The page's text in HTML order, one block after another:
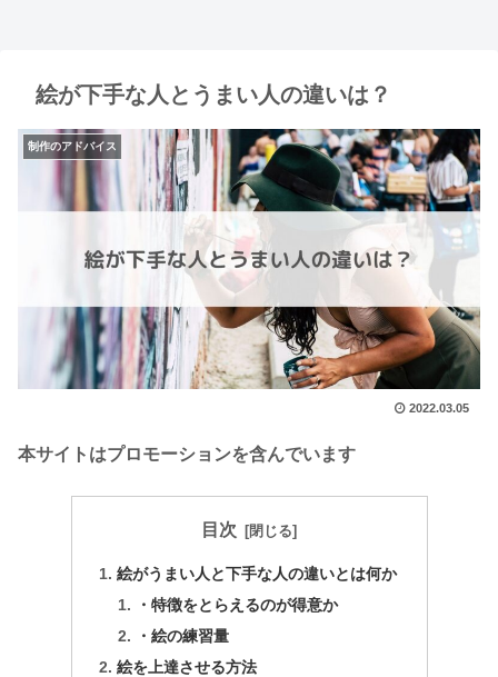
絵が下手な人とうまい人の違いは？
制作のアドバイス
2022.03.05
本サイトはプロモーションを含んでいます
目次
絵がうまい人と下手な人の違いとは何か
・特徴をとらえるのが得意か
・絵の練習量
絵を上達させる方法